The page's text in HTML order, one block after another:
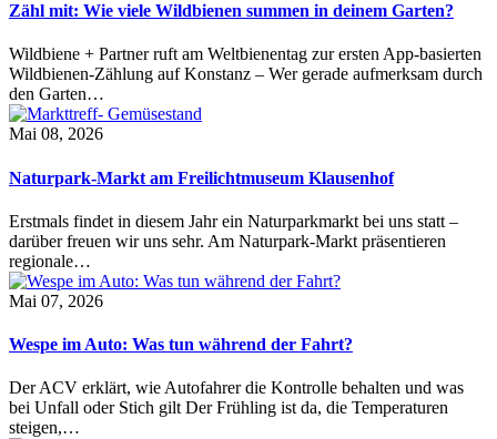
Zähl mit: Wie viele Wildbienen summen in deinem Garten?
Wildbiene + Partner ruft am Weltbienentag zur ersten App-basierten
Wildbienen-Zählung auf Konstanz – Wer gerade aufmerksam durch
den Garten…
Mai 08, 2026
Naturpark-Markt am Freilichtmuseum Klausenhof
Erstmals findet in diesem Jahr ein Naturparkmarkt bei uns statt –
darüber freuen wir uns sehr. Am Naturpark-Markt präsentieren
regionale…
Mai 07, 2026
Wespe im Auto: Was tun während der Fahrt?
Der ACV erklärt, wie Autofahrer die Kontrolle behalten und was
bei Unfall oder Stich gilt Der Frühling ist da, die Temperaturen
steigen,…